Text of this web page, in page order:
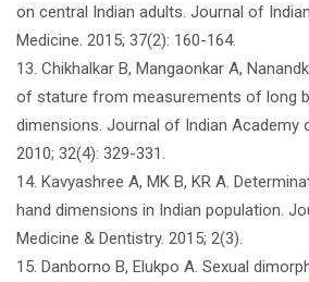
on central Indian adults. Journal of
Medicine. 2015; 37(2): 160-164.
13. Chikhalkar B, Mangaonkar A,
of stature from measurements of long
dimensions. Journal of Indian Academy
2010; 32(4): 329-331.
14. Kavyashree A, MK B, KR A.
hand dimensions in Indian population.
Medicine & Dentistry. 2015; 2(3).
15. Danborno B, Elukpo A. Sexual